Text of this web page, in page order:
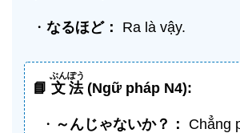
・ なるほど： Ra là vậy.
📘 文法
ぶんぽう
(Ngữ pháp N4):
・ ～んじゃないか？： Chẳng